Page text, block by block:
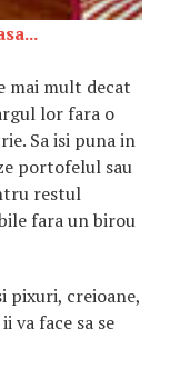
mai mult decat
lor fara o
Sa isi puna in
portofelul sau
restul
fara un birou
pixuri, creioane,
va face sa se